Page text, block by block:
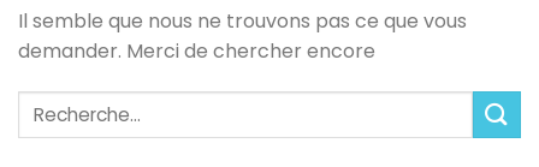
Il semble que nous ne trouvons pas ce que vous
demander. Merci de chercher encore